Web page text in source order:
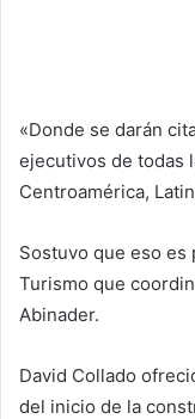
«Donde se darán
ejecutivos de todas
Centroamérica,
Sostuvo que eso es
Turismo que
Abinader.
David Collado
del inicio de la